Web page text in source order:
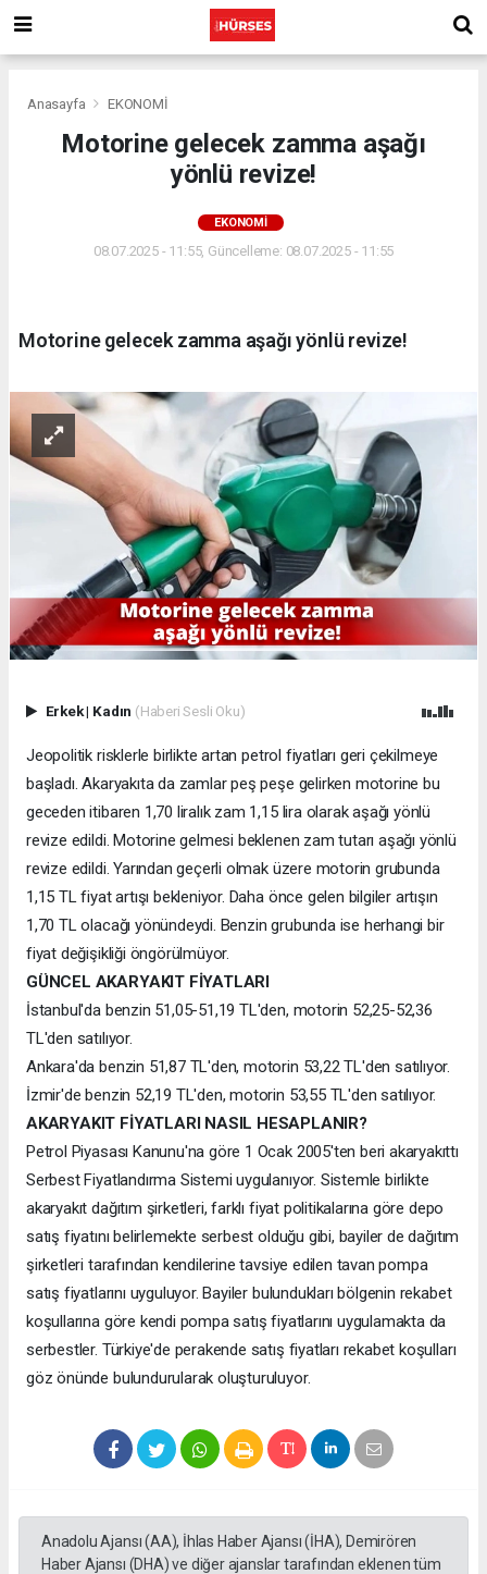
Anasayfa EKONOMİ
Motorine gelecek zamma aşağı
yönlü revize!
EKONOMİ
08.07.2025 - 11:55, Güncelleme: 08.07.2025 - 11:55
Motorine gelecek zamma aşağı yönlü revize!
Erkek| Kadın (Haberi Sesli Oku)
Jeopolitik risklerle birlikte artan petrol fiyatları geri çekilmeye
başladı. Akaryakıta da zamlar peş peşe gelirken motorine bu
geceden itibaren 1,70 liralık zam 1,15 lira olarak aşağı yönlü
revize edildi. Motorine gelmesi beklenen zam tutarı aşağı yönlü
revize edildi. Yarından geçerli olmak üzere motorin grubunda
1,15 TL fiyat artışı bekleniyor. Daha önce gelen bilgiler artışın
1,70 TL olacağı yönündeydi. Benzin grubunda ise herhangi bir
fiyat değişikliği öngörülmüyor.
GÜNCEL AKARYAKIT FİYATLARI
İstanbul'da benzin 51,05-51,19 TL'den, motorin 52,25-52,36
TL'den satılıyor.
Ankara'da benzin 51,87 TL'den, motorin 53,22 TL'den satılıyor.
İzmir'de benzin 52,19 TL'den, motorin 53,55 TL'den satılıyor.
AKARYAKIT FİYATLARI NASIL HESAPLANIR?
Petrol Piyasası Kanunu'na göre 1 Ocak 2005'ten beri akaryakıttı
Serbest Fiyatlandırma Sistemi uygulanıyor. Sistemle birlikte
akaryakıt dağıtım şirketleri, farklı fiyat politikalarına göre depo
satış fiyatını belirlemekte serbest olduğu gibi, bayiler de dağıtım
şirketleri tarafından kendilerine tavsiye edilen tavan pompa
satış fiyatlarını uyguluyor. Bayiler bulundukları bölgenin rekabet
koşullarına göre kendi pompa satış fiyatlarını uygulamakta da
serbestler. Türkiye'de perakende satış fiyatları rekabet koşulları
göz önünde bulundurularak oluşturuluyor.
Anadolu Ajansı (AA), İhlas Haber Ajansı (İHA), Demirören
Haber Ajansı (DHA) ve diğer ajanslar tarafından eklenen tüm